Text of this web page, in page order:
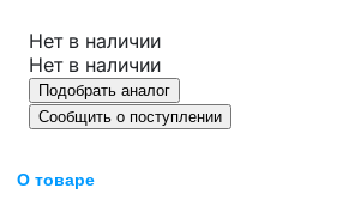
Нет в наличии
Нет в наличии
Подобрать аналог
Сообщить о поступлении
О товаре